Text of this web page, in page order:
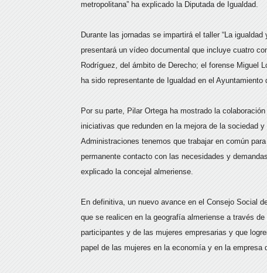
metropolitana” ha explicado la Diputada de Igualdad.
Durante las jornadas se impartirá el taller “La
presentará un vídeo documental que incluye cuatro
Rodríguez, del ámbito de Derecho; el forense Miguel
ha sido representante de Igualdad en el Ayuntamiento
Por su parte, Pilar Ortega ha mostrado la
iniciativas que redunden en la mejora de la sociedad
Administraciones tenemos que trabajar en común
permanente contacto con las necesidades y
explicado la concejal almeriense.
En definitiva, un nuevo avance en el Consejo Social
que se realicen en la geografía almeriense a través
participantes y de las mujeres empresarias y que
papel de las mujeres en la economía y en la empresa